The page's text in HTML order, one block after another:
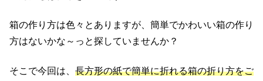
箱の作り方は色々とありますが、簡単でかわいい箱の作り
方はないかな～っと探していませんか？
そこで今回は、 長方形の紙で簡単に折れる箱の折り方をご